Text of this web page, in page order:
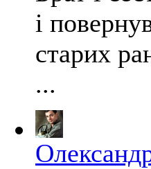
і
старих
...